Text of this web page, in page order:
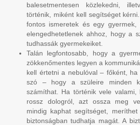
balesetmentesen közlekedni,
történik, miként kell segítséget
fontos ismeretek és egy gyermek,
elengedhetetlenek ahhoz, hogy a
tudhassák gyermekeiket.
Talán legfontosabb, hogy a
zökkenőmentes legyen a
kell értetni a nebulóval – főként, ha
szó – hogy a szüleire minden
számíthat. Ha történik vele
rossz dologról, azt ossza meg
mindig kaphat segítséget,
biztonságban tudhatja magát. A